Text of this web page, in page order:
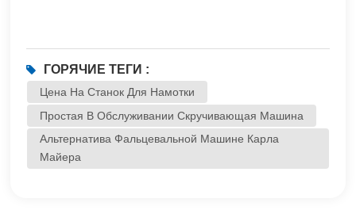
ГОРЯЧИЕ ТЕГИ :
Цена На Станок Для Намотки
Простая В Обслуживании Скручивающая Машина
Альтернатива Фальцевальной Машине Карла
Майера